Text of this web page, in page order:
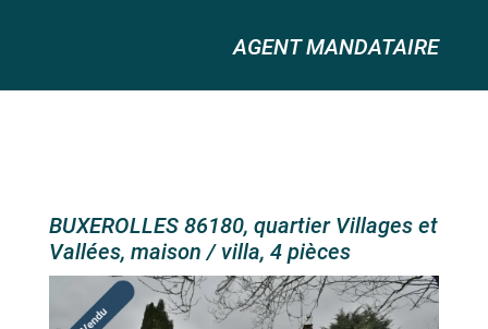
AGENT MANDATAIRE
BUXEROLLES 86180, quartier Villages et
Vallées, maison / villa, 4 pièces